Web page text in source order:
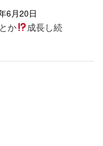
6月20日
か
成長し続